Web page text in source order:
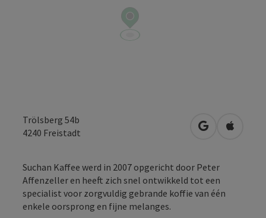
Trölsberg 54b
4240 Freistadt Openen in
Suchan Kaffee werd in 2007 opgericht door Peter
Affenzeller en heeft zich snel ontwikkeld tot een
specialist voor zorgvuldig gebrande koffie van één
enkele oorsprong en fijne melanges.